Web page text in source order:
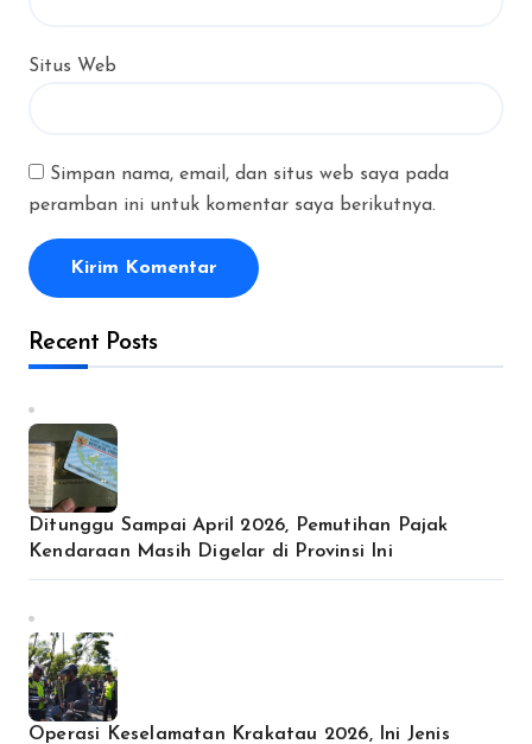
Situs Web
Simpan nama, email, dan situs web saya pada
peramban ini untuk komentar saya berikutnya.
Recent Posts
Ditunggu Sampai April 2026, Pemutihan Pajak
Kendaraan Masih Digelar di Provinsi Ini
Operasi Keselamatan Krakatau 2026, Ini Jenis